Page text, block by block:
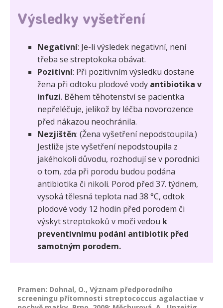
Výsledky vyšetření
Negativní: Je-li výsledek negativní, není
třeba se streptokoka obávat.
Pozitivní: Při pozitivním výsledku dostane
žena při odtoku plodové vody antibiotika v
infuzi. Během těhotenství se pacientka
nepřeléčuje, jelikož by léčba novorozence
před nákazou neochránila.
Nezjištěn: (Žena vyšetření nepodstoupila.)
Jestliže jste vyšetření nepodstoupila z
jakéhokoli důvodu, rozhodují se v porodnici
o tom, zda při porodu budou podána
antibiotika či nikoli. Porod před 37. týdnem,
vysoká tělesná teplota nad 38 °C, odtok
plodové vody 12 hodin před porodem či
výskyt streptokoků v moči vedou k
preventivnímu podání antibiotik před
samotným porodem.
Pramen: Dohnal, O., Význam předporodního
screeningu přítomnosti streptococcus agalactiae v